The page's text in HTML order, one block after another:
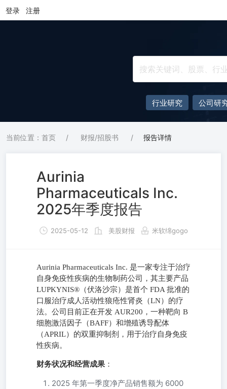
登录 注册
行业研究 公司研
当前位置：首页 / 财报/招股书 / 报告详情
Aurinia
Pharmaceuticals Inc.
2025年季度报告
2025-05-12 美股财报 米软绵gogo
Aurinia Pharmaceuticals Inc. 是一家专注于治疗
自身免疫性疾病的生物制药公司，其主要产品
LUPKYNIS®（伏洛沙宗）是首个 FDA 批准的
口服治疗成人活动性狼疮性肾炎（LN）的疗
法。公司目前正在开发 AUR200，一种靶向 B
细胞激活因子（BAFF）和增殖诱导配体
（APRIL）的双重抑制剂，用于治疗自身免疫
性疾病。
财务状况和经营成果 ：
2025 年第一季度净产品销售额为 6000